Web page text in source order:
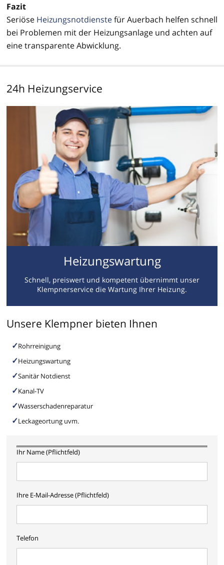
Fazit
Seriöse Heizungsnotdienstefür Auerbach helfen schnell
bei Problemen mit der Heizungsanlage und achten auf
eine transparente Abwicklung.
24h Heizungservice
Heizungswartung
Schnell, preiswert und kompetent übernimmt unser
Klempnerservice die Wartung Ihrer Heizung.
Unsere Klempner bieten Ihnen
Rohrreinigung
Heizungswartung
Sanitär Notdienst
Kanal-TV
Wasserschadenreparatur
Leckageortung uvm.
Ihr Name (Pflichtfeld)
Ihre E-Mail-Adresse (Pflichtfeld)
Telefon